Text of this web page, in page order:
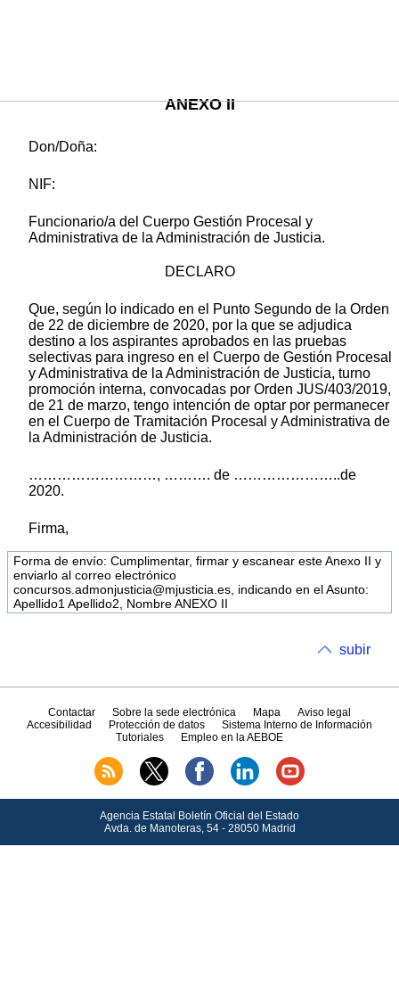
ANEXO II
Don/Doña:
NIF:
Funcionario/a del Cuerpo Gestión Procesal y
Administrativa de la Administración de Justicia.
DECLARO
Que, según lo indicado en el Punto Segundo de la Orden
de 22 de diciembre de 2020, por la que se adjudica
destino a los aspirantes aprobados en las pruebas
selectivas para ingreso en el Cuerpo de Gestión Procesal
y Administrativa de la Administración de Justicia, turno
promoción interna, convocadas por Orden JUS/403/2019,
de 21 de marzo, tengo intención de optar por permanecer
en el Cuerpo de Tramitación Procesal y Administrativa de
la Administración de Justicia.
………………………, ………. de …………………..de
2020.
Firma,
Forma de envío: Cumplimentar, firmar y escanear este Anexo II y
enviarlo al correo electrónico
concursos.admonjusticia@mjusticia.es, indicando en el Asunto:
Apellido1 Apellido2, Nombre ANEXO II
subir
Contactar Sobre la sede electrónica Mapa
Aviso legal
Accesibilidad
Protección de datos
Sistema Interno de Información
Tutoriales
Empleo en la AEBOE
Agencia Estatal Boletín Oficial del Estado
Avda.de Manoteras, 54 - 28050 Madrid